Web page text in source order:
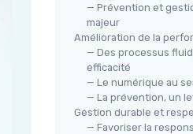
— Prévention et
majeur
Amélioration de la
— Des processus
efficacité
— Le numérique au
— La prévention, un
Gestion durable et
— Favoriser la